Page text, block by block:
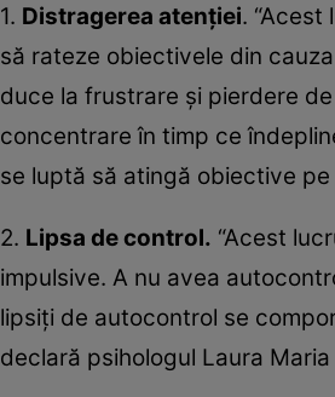
1. Distragerea atenției.
să rateze obiectivele din
duce la frustrare și pierdere
concentrare în timp ce
se luptă să atingă obiective
2. Lipsa de control. “Acest
impulsive. A nu avea
lipsiți de autocontrol se
declară psihologul Laura